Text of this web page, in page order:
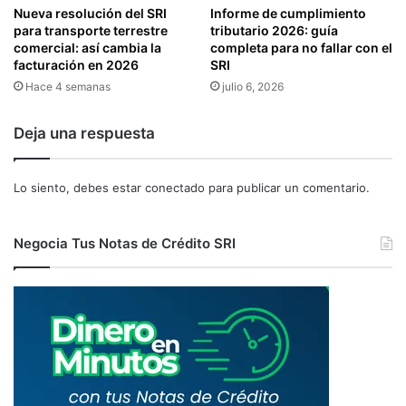
A
C
I
Ó
N
L
O
S
I
Nueva resolución del SRI
para transporte terrestre
comercial: así cambia la
facturación en 2026
Hace 4 semanas
Informe de cumplimiento
tributario 2026: guía
completa para no fallar con el
SRI
julio 6, 2026
Deja una respuesta
Lo siento, debes estar conectado para publicar un comentario.
Negocia Tus Notas de Crédito SRI